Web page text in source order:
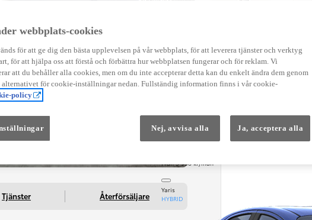
Från 3 958 kr/mån
Yaris
HYBRID
Tjänster Återförsäljare
webbplats-cookies
för att ge dig den bästa upplevelsen på vår webbplats, för att leverera tjänster och verktyg
för att hjälpa oss att förstå och förbättra hur webbplatsen fungerar och för reklam. Vi
att du behåller alla cookies, men om du inte accepterar detta kan du enkelt ändra dem genom
för cookie-inställningar nedan. Fullständig information finns i vår cookie-
policy
Nej, avvisa alla Ja, acceptera alla